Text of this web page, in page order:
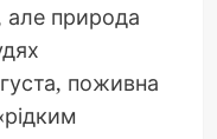
але природа
поживна